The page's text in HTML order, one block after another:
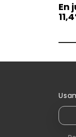
En
Razón